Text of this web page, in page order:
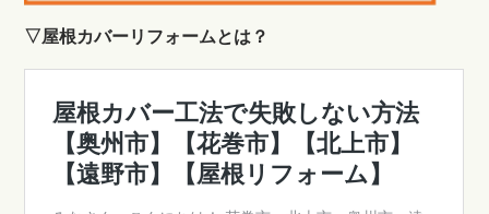
▽屋根カバーリフォームとは？